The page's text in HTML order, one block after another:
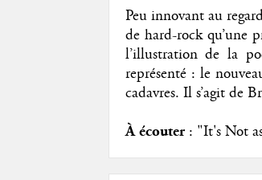
Peu innovant au
de hard-rock qu’une
l’illustration de la
représenté : le
cadavres. Il s’agit de
À écouter: "It's Not as